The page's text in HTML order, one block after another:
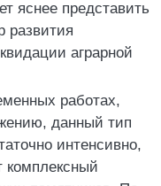
яснее представить
развития
аграрной
работах,
данный тип
интенсивно,
комплексный